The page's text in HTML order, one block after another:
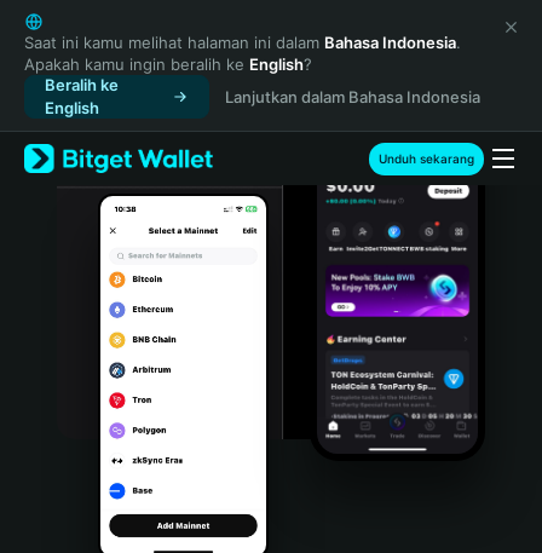
English
日本語
Tiếng Việt
Русский
Español (Latinoamérica)
Türkçe
Italiano
Português (Portugal)
Bahasa Indonesia
Português (Brasil)
Español (Argentina)
Saat ini kamu melihat halaman ini dalam Bahasa Indonesia.
Apakah kamu ingin beralih ke English?
Beralih ke
English
Lanjutkan dalam Bahasa Indonesia
Unduh sekarang